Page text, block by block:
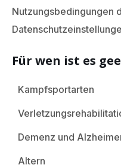
Nutzungsbedingungen
Für wen ist es
Kampfsportarten
Demenz und
Altern